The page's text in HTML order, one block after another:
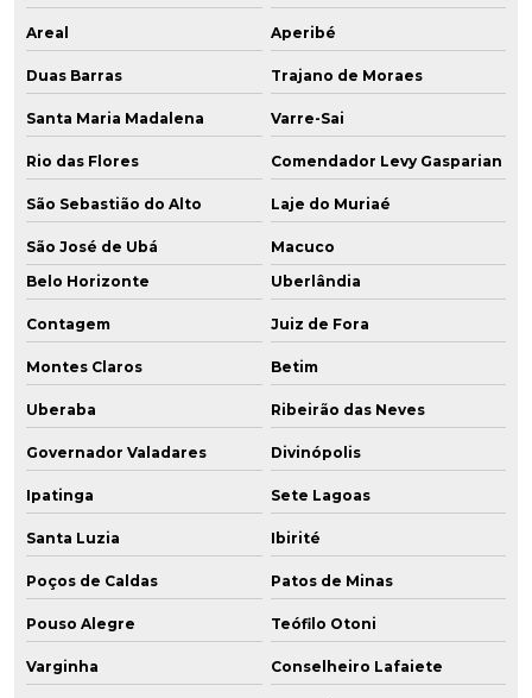
Areal Aperibé
Duas Barras Trajano de Moraes
Santa Maria Madalena Varre-Sai
Rio das Flores Comendador Levy Gasparian
São Sebastião do Alto Laje do Muriaé
São José de Ubá
Macuco
Belo Horizonte
Uberlândia
Contagem Juiz de Fora
Montes Claros Betim
Uberaba Ribeirão das Neves
Governador Valadares Divinópolis
Ipatinga Sete Lagoas
Santa Luzia Ibirité
Poços de Caldas Patos de Minas
Pouso Alegre Teófilo Otoni
Varginha Conselheiro Lafaiete